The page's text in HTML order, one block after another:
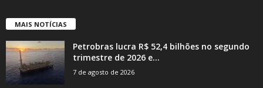
MAIS NOTÍCIAS
Petrobras lucra R$ 52,4 bilhões no segundo
trimestre de 2026 e...
7 de agosto de 2026